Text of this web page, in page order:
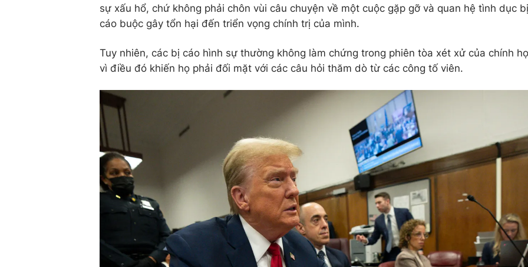
sự xấu hổ, chứ không phải chôn vùi câu chuyện về một cuộc gặp gỡ và quan hệ tình dục bị
cáo buộc gây tổn hại đến triển vọng chính trị của mình.
Tuy nhiên, các bị cáo hình sự thường không làm chứng trong phiên tòa xét xử của chính họ
vì điều đó khiến họ phải đối mặt với các câu hỏi thăm dò từ các công tố viên.